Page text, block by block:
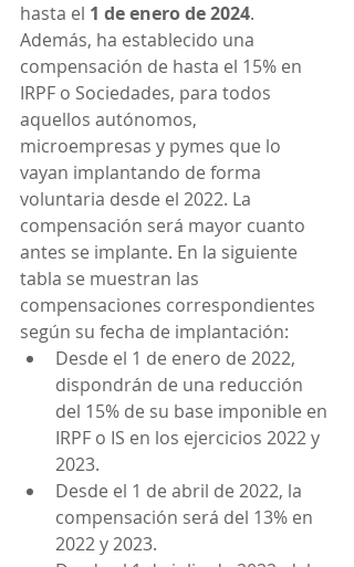
hasta el 1 de enero de 2024.
Además, ha establecido una
compensación de hasta el 15% en
IRPF o Sociedades, para todos
aquellos autónomos,
microempresas y pymes que lo
vayan implantando de forma
voluntaria desde el 2022. La
compensación será mayor cuanto
antes se implante. En la siguiente
tabla se muestran las
compensaciones correspondientes
según su fecha de implantación:
Desde el 1 de enero de 2022,
dispondrán de una reducción
del 15% de su base imponible en
IRPF o IS en los ejercicios 2022 y
2023.
Desde el 1 de abril de 2022, la
compensación será del 13% en
2022 y 2023.